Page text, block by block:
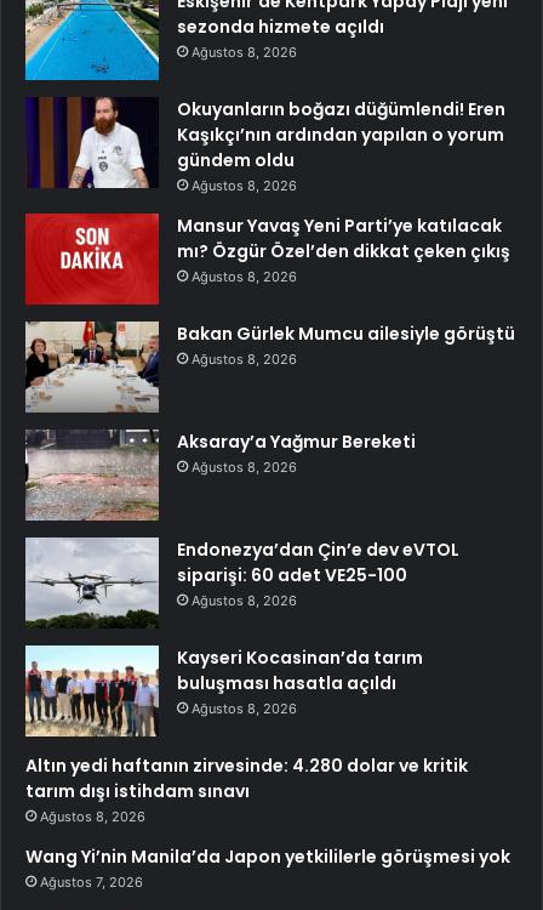
sezonda hizmete açıldı
Ağustos 8, 2026
Okuyanların boğazı düğümlendi! Eren
Kaşıkçı’nın ardından yapılan o yorum
gündem oldu
Ağustos 8, 2026
Mansur Yavaş Yeni Parti’ye katılacak
mı? Özgür Özel’den dikkat çeken çıkış
Ağustos 8, 2026
Bakan Gürlek Mumcu ailesiyle görüştü
Ağustos 8, 2026
Aksaray’a Yağmur Bereketi
Ağustos 8, 2026
Endonezya’dan Çin’e dev eVTOL
siparişi: 60 adet VE25-100
Ağustos 8, 2026
Kayseri Kocasinan’da tarım
buluşması hasatla açıldı
Ağustos 8, 2026
Altın yedi haftanın zirvesinde: 4.280 dolar ve kritik
tarım dışı istihdam sınavı
Ağustos 8, 2026
Wang Yi’nin Manila’da Japon yetkililerle görüşmesi yok
Ağustos 7, 2026